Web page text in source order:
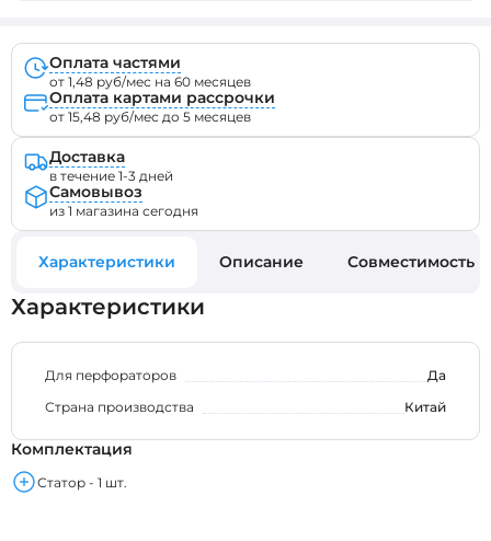
Характеристики Описание Совместимость
Характеристики
Для перфораторов
Да
Страна производства
Китай
Комплектация
Статор - 1 шт.
Оплата частями
от 1,48 руб/мес на 60 месяцев
Оплата картами рассрочки
от 15,48 руб/мес до 5 месяцев
Доставка
в течение 1-3 дней
Самовывоз
из 1 магазина сегодня